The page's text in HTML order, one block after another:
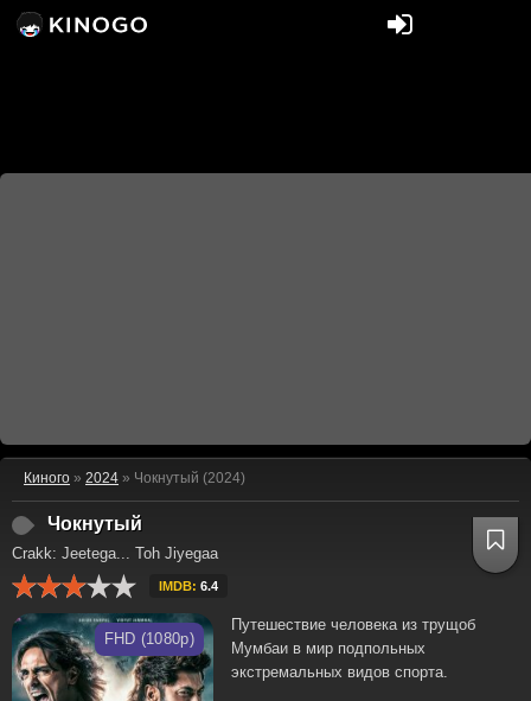
Киного » 2024 » Чокнутый (2024)
Чокнутый
Crakk: Jeetega... Toh Jiyegaa
IMDB: 6.4
FHD (1080p)
Путешествие человека из трущоб
Мумбаи в мир подпольных
экстремальных видов спорта.